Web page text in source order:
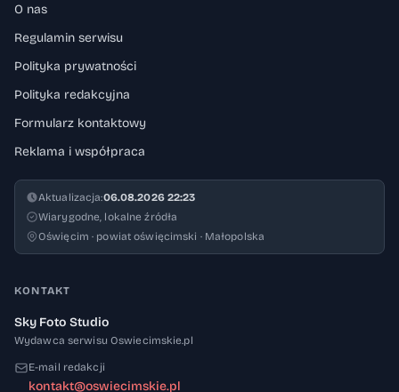
O nas
Regulamin serwisu
Polityka prywatności
Polityka redakcyjna
Formularz kontaktowy
Reklama i współpraca
Aktualizacja:06.08.2026 22:23
Wiarygodne, lokalne źródła
Oświęcim · powiat oświęcimski · Małopolska
KONTAKT
Sky Foto Studio
Wydawca serwisu Oswiecimskie.pl
E-mail redakcji
kontakt@oswiecimskie.pl